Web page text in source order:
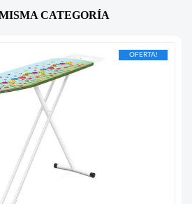
CATEGORÍA
OFERTA!